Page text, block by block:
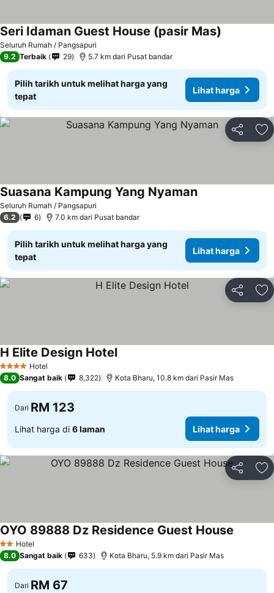
Seluruh Rumah / Pangsapuri
Seri Idaman Guest House (pasir Mas)
9.2 Terbaik 29 5.7 km dari Pusat bandar
Pilih tarikh untuk melihat harga yang
tepat
Lihat harga
Kongsi
Seluruh Rumah / Pangsapuri
Suasana Kampung Yang Nyaman
6.2 6 7.0 km dari Pusat bandar
Pilih tarikh untuk melihat harga yang
tepat
Lihat harga
Kongsi
4 BintangHotel
H Elite Design Hotel
8.0 Sangat baik 8,322 Kota Bharu, 10.8 km dari Pasir Mas
Dari RM 123
Lihat harga di 6 laman Lihat harga
Kongsi
2 Bintang
Hotel
OYO 89888 Dz Residence Guest House
8.0 Sangat baik 633 Kota Bharu, 5.9 km dari Pasir Mas
Dari RM 67